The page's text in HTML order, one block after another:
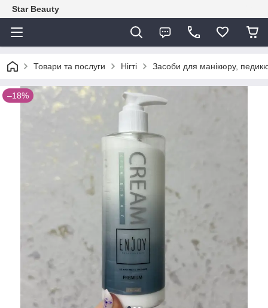
Star Beauty
Товари та послуги Нігті Засоби для манікюру,
–18%